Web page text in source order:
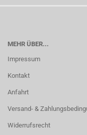
MEHR ÜBER...
Impressum
Kontakt
Anfahrt
Versand- &
Widerrufsrecht